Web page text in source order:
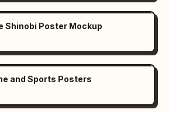
Shinobi Poster Mockup
and Sports Posters